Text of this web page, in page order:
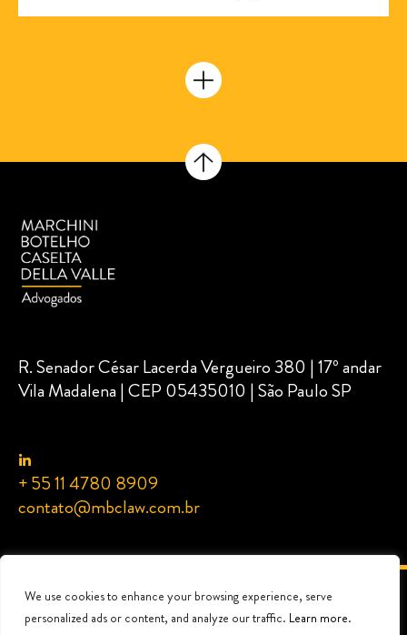
We use cookies to enhance your browsing experience, serve
personalized ads or content, and analyze our traffic. Learn more.
R. Senador César Lacerda Vergueiro 380 | 17º andar
Vila Madalena | CEP 05435010 | São Paulo SP
+ 55 11 4780 8909
contato@mbclaw.com.br
© 2024 MBC Advogados | Marchini Botelho Caselta Della ValleMBC Advogados |
Marchini Botelho Caselta Della ValleMarchini Botelho Caselta Della Valle Advogados -
All rights reserved.